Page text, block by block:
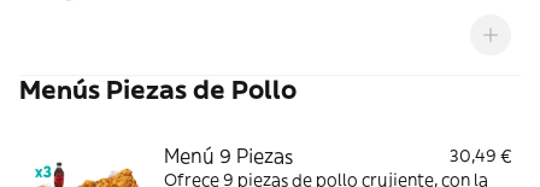
Menús Piezas de Pollo
Menú 9 Piezas
30,49 €
Ofrece 9 piezas de pollo crujiente, con la